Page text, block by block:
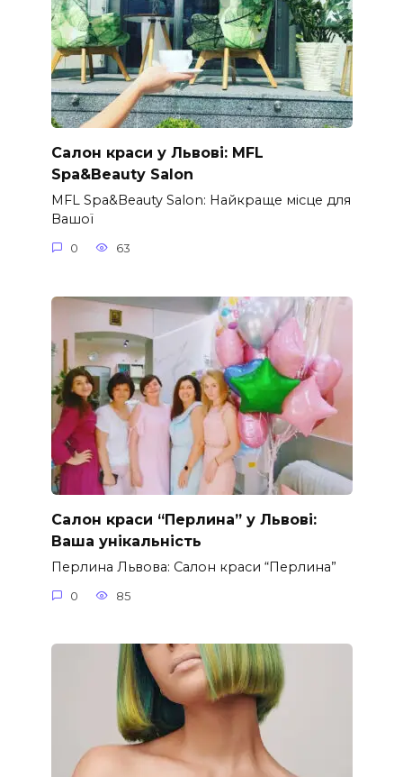
Салон краси у Львові: MFL
Spa&Beauty Salon
MFL Spa&Beauty Salon: Найкраще місце для
Вашої
0 63
Салон краси “Перлина” у Львові:
Ваша унікальність
Перлина Львова: Салон краси “Перлина”
0 85